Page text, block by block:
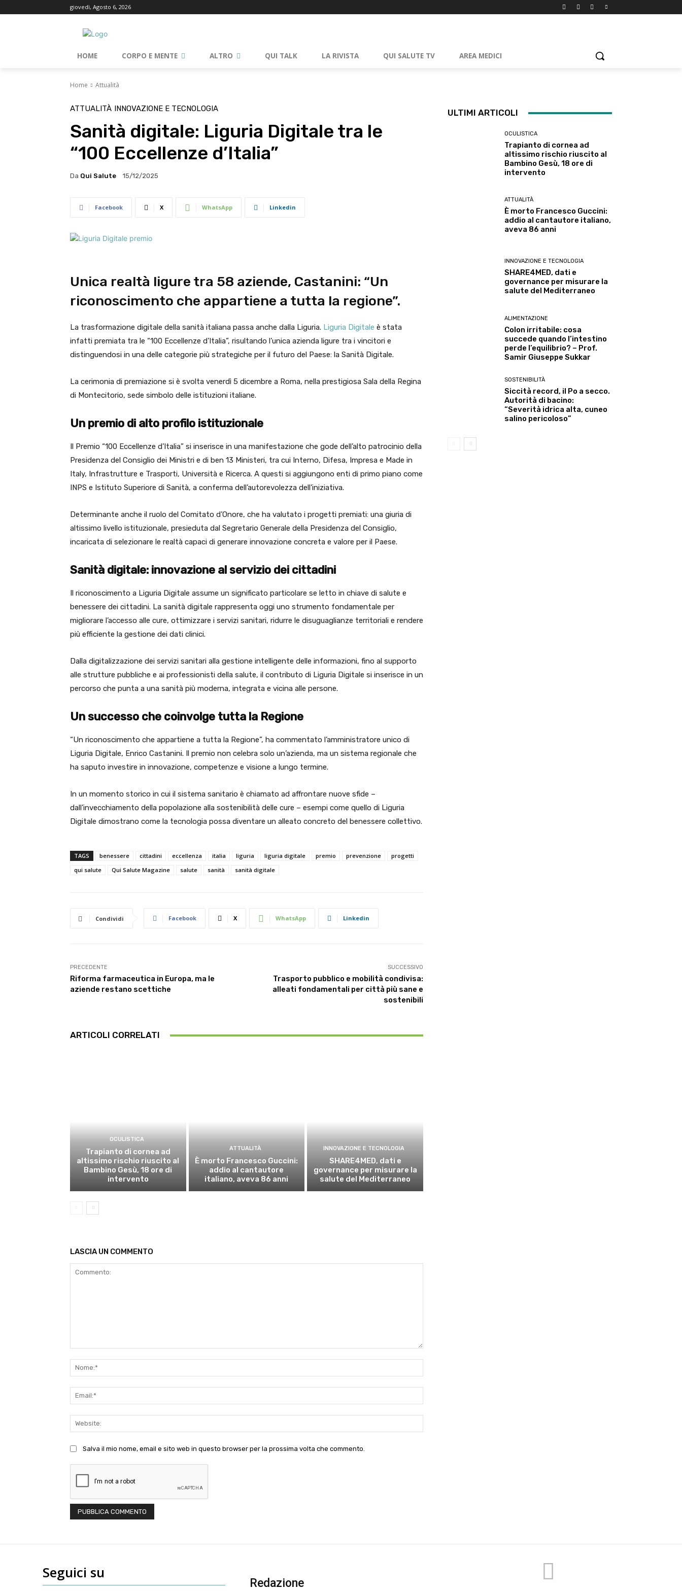
giovedì, Agosto 6, 2026
HOME CORPO E MENTE ALTRO QUI TALK LA RIVISTA QUI SALUTE TV AREA MEDICI
Home Attualità
ATTUALITÀ INNOVAZIONE E TECNOLOGIA
Sanità digitale: Liguria Digitale tra le
“100 Eccellenze d’Italia”
Da Qui Salute 15/12/2025
Facebook X WhatsApp Linkedin
Unica realtà ligure tra 58 aziende, Castanini: “Un
riconoscimento che appartiene a tutta la regione”.
La trasformazione digitale della sanità italiana passa anche dalla Liguria. Liguria Digitale è stata
infatti premiata tra le “100 Eccellenze d’Italia”, risultando l’unica azienda ligure tra i vincitori e
distinguendosi in una delle categorie più strategiche per il futuro del Paese: la Sanità Digitale.
La cerimonia di premiazione si è svolta venerdì 5 dicembre a Roma, nella prestigiosa Sala della Regina
di Montecitorio, sede simbolo delle istituzioni italiane.
Un premio di alto profilo istituzionale
Il Premio “100 Eccellenze d’Italia” si inserisce in una manifestazione che gode dell’alto patrocinio della
Presidenza del Consiglio dei Ministri e di ben 13 Ministeri, tra cui Interno, Difesa, Impresa e Made in
Italy, Infrastrutture e Trasporti, Università e Ricerca. A questi si aggiungono enti di primo piano come
INPS e Istituto Superiore di Sanità, a conferma dell’autorevolezza dell’iniziativa.
Determinante anche il ruolo del Comitato d’Onore, che ha valutato i progetti premiati: una giuria di
altissimo livello istituzionale, presieduta dal Segretario Generale della Presidenza del Consiglio,
incaricata di selezionare le realtà capaci di generare innovazione concreta e valore per il Paese.
Sanità digitale: innovazione al servizio dei cittadini
Il riconoscimento a Liguria Digitale assume un significato particolare se letto in chiave di salute e
benessere dei cittadini. La sanità digitale rappresenta oggi uno strumento fondamentale per
migliorare l’accesso alle cure, ottimizzare i servizi sanitari, ridurre le disuguaglianze territoriali e rendere
più efficiente la gestione dei dati clinici.
Dalla digitalizzazione dei servizi sanitari alla gestione intelligente delle informazioni, fino al supporto
alle strutture pubbliche e ai professionisti della salute, il contributo di Liguria Digitale si inserisce in un
percorso che punta a una sanità più moderna, integrata e vicina alle persone.
Un successo che coinvolge tutta la Regione
“Un riconoscimento che appartiene a tutta la Regione”, ha commentato l’amministratore unico di
Liguria Digitale, Enrico Castanini. Il premio non celebra solo un’azienda, ma un sistema regionale che
ha saputo investire in innovazione, competenze e visione a lungo termine.
In un momento storico in cui il sistema sanitario è chiamato ad affrontare nuove sfide –
dall’invecchiamento della popolazione alla sostenibilità delle cure – esempi come quello di Liguria
Digitale dimostrano come la tecnologia possa diventare un alleato concreto del benessere collettivo.
TAGS benessere cittadini eccellenza italia liguria liguria digitale premio prevenzione
progetti
qui salute
Qui Salute Magazine salute sanità sanità digitale
Condividi Facebook X WhatsApp Linkedin
PRECEDENTE
Riforma farmaceutica in Europa, ma le
aziende restano scettiche
SUCCESSIVO
Trasporto pubblico e mobilità condivisa:
alleati fondamentali per città più sane e
sostenibili
ARTICOLI CORRELATI
OCULISTICA
Trapianto di cornea ad
altissimo rischio riuscito al
Bambino Gesù, 18 ore di
intervento
ATTUALITÀ
È morto Francesco Guccini:
addio al cantautore
italiano, aveva 86 anni
INNOVAZIONE E TECNOLOGIA
SHARE4MED, dati e
governance per misurare la
salute del Mediterraneo
LASCIA UN COMMENTO
Salva il mio nome, email e sito web in questo browser per la prossima volta che commento.
ULTIMI ARTICOLI
OCULISTICA
Trapianto di cornea ad
altissimo rischio riuscito al
Bambino Gesù, 18 ore di
intervento
ATTUALITÀ
È morto Francesco Guccini:
addio al cantautore italiano,
aveva 86 anni
INNOVAZIONE E TECNOLOGIA
SHARE4MED, dati e
governance per misurare la
salute del Mediterraneo
ALIMENTAZIONE
Colon irritabile: cosa
succede quando l’intestino
perde l’equilibrio? – Prof.
Samir Giuseppe Sukkar
SOSTENIBILITÀ
Siccità record, il Po a secco.
Autorità di bacino:
“Severità idrica alta, cuneo
salino pericoloso”
Seguici su
Redazione